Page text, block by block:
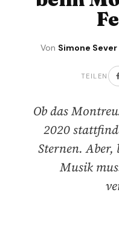
Von Simone Sever
TEILEN
Ob das
2020
Sternen. Aber,
Musik